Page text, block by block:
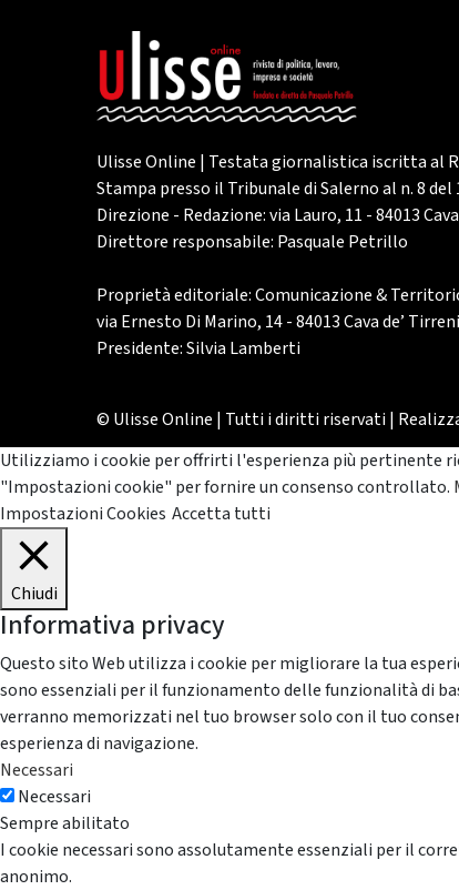
Ulisse Online | Testata giornalistica iscritta al
Stampa presso il Tribunale di Salerno al n. 8 del
Direzione - Redazione: via Lauro, 11 - 84013
Direttore responsabile: Pasquale Petrillo
Proprietà editoriale: Comunicazione &
via Ernesto Di Marino, 14 - 84013 Cava de’
Presidente: Silvia Lamberti
© Ulisse Online | Tutti i diritti riservati |
Utilizziamo i cookie per offrirti l'esperienza più pertinente
"Impostazioni cookie" per fornire un consenso controllato.
Impostazioni Cookies Accetta tutti
Chiudi
Informativa privacy
Questo sito Web utilizza i cookie per migliorare la tua
sono essenziali per il funzionamento delle funzionalità di
verranno memorizzati nel tuo browser solo con il tuo
esperienza di navigazione.
Necessari
Necessari
Sempre abilitato
I cookie necessari sono assolutamente essenziali per il
anonimo.